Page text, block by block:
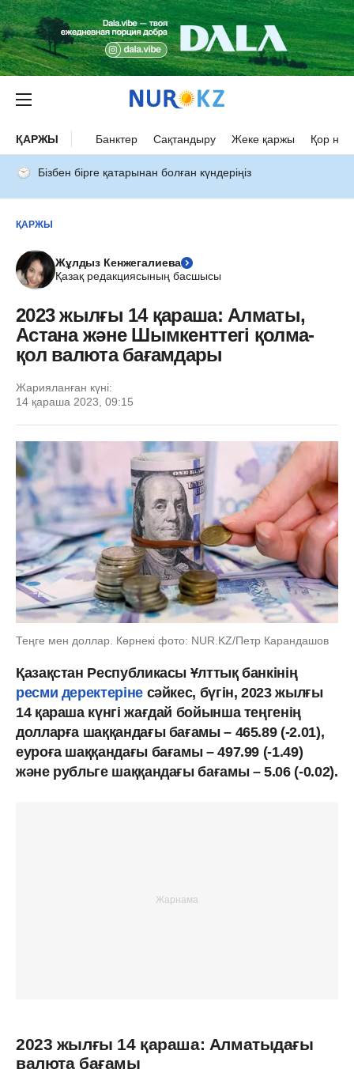
ҚАРЖЫ Банктер Сақтандыру Жеке қаржы Қор
Бізбен бірге қатарынан болған күндеріңіз
ҚАРЖЫ
Жұлдыз Кенжегалиева
Қазақ редакциясының басшысы
2023 жылғы 14 қараша: Алматы,
Астана және Шымкенттегі қолма-
қол валюта бағамдары
Жарияланған күні:
14 қараша 2023, 09:15
Теңге мен доллар. Көрнекі фото: NUR.KZ/Петр Карандашов
Қазақстан Республикасы Ұлттық банкінің
ресми деректерінесәйкес, бүгін, 2023 жылғы
14 қараша күнгі жағдай бойынша теңгенің
долларға шаққандағы бағамы – 465.89 (-2.01),
еуроға шаққандағы бағамы – 497.99 (-1.49)
және рубльге шаққандағы бағамы – 5.06 (-0.02).
2023 жылғы 14 қараша: Алматыдағы
валюта бағамы